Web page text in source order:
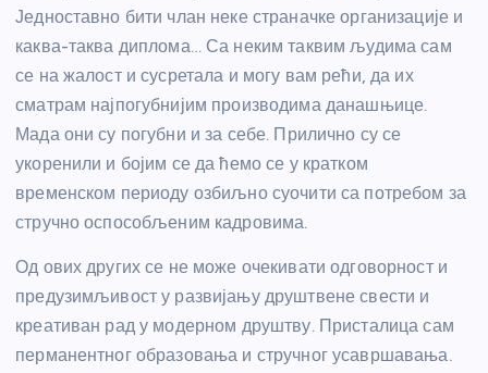
Једноставно бити члан неке страначке организације и
каква-таква диплома… Са неким таквим људима сам
се на жалост и сусретала и могу вам рећи, да их
сматрам најпогубнијим производима данашњице.
Мада они су погубни и за себе. Прилично су се
укоренили и бојим се да ћемо се у кратком
временском периоду озбиљно суочити са потребом за
стручно оспособљеним кадровима.
Од ових других се не може очекивати одговорност и
предузимљивост у развијању друштвене свести и
креативан рад у модерном друштву. Присталица сам
перманентног образовања и стручног усавршавања.